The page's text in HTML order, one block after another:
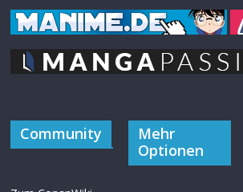
Community
Mehr
Optionen